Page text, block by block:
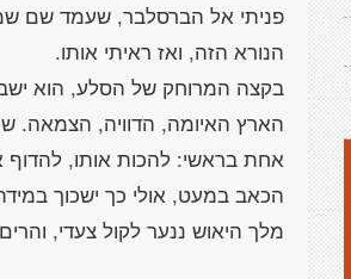
פניתי אל הברסלבר, שעמד שם
בקצה המרוחק של הסלע, הוא
הארץ האיומה, הדוויה, הצמאה.
אחת בראשי: להכות אותו, להדוף